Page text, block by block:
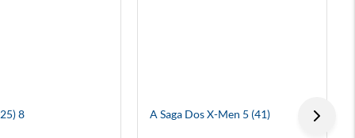
8 A Saga Dos X-Men 5 (41)